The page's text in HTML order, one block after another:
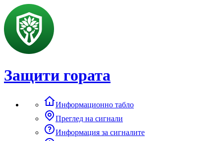
Защити гората
Информационно табло
Преглед на сигнали
Информация за сигналите